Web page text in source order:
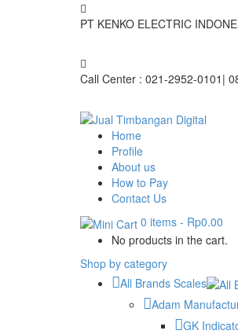
PT KENKO ELECTRIC
Call Center : 021-2952-0101|
Home
Profile
About us
How to Pay
Contact Us
0 items - Rp0.00
No products in the cart.
Shop by category
All Brands Scales
Adam
GK